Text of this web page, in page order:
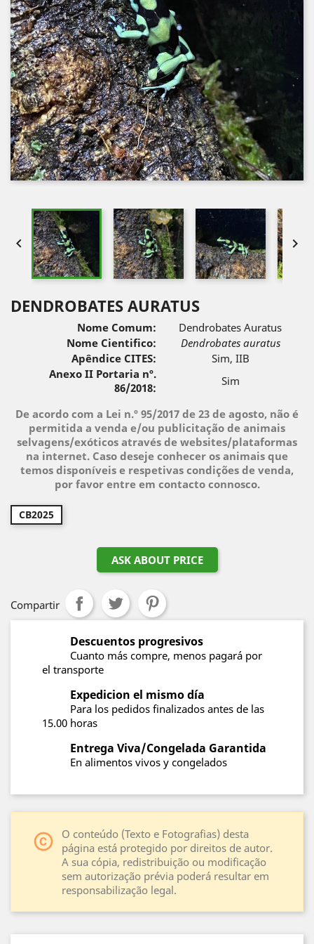
 
DENDROBATES AURATUS
Nome Comum:
Dendrobates Auratus
Nome Cientifico:
Dendrobates auratus
Apêndice CITES:
Sim, IIB
Anexo II Portaria nº.
86/2018:
Sim
De acordo com a Lei n.º 95/2017 de 23 de agosto, não é
permitida a venda e/ou publicitação de animais
selvagens/exóticos através de websites/plataformas
na internet. Caso deseje conhecer os animais que
temos disponíveis e respetivas condições de venda,
por favor entre em contacto connosco.
CB2025
ASK ABOUT PRICE
Compartir
Descuentos progresivos
Cuanto más compre, menos pagará por
el transporte
Expedicion el mismo día
Para los pedidos finalizados antes de las
15.00 horas
Entrega Viva/Congelada Garantida
En alimentos vivos y congelados
copyright
O conteúdo (Texto e Fotografias) desta
página está protegido por direitos de autor.
A sua cópia, redistribuição ou modificação
sem autorização prévia poderá resultar em
responsabilização legal.